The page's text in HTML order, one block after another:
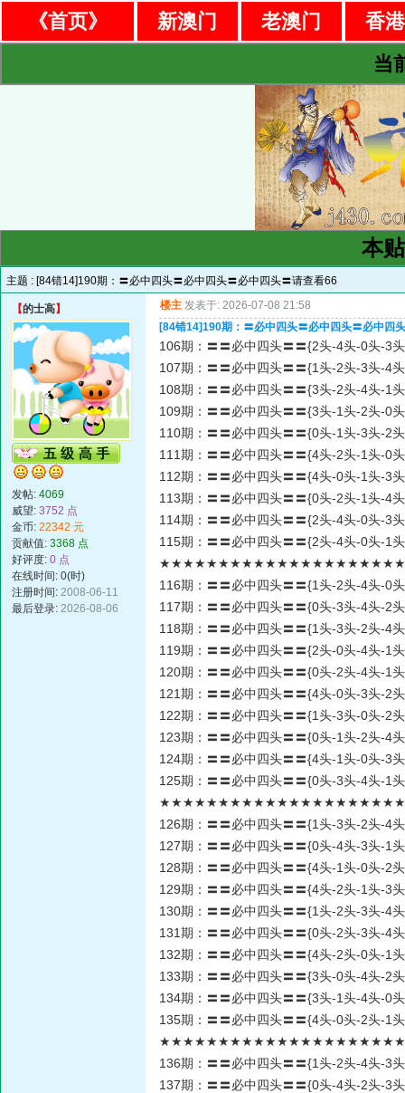
《首页》 新澳门 老澳门
香
当
本
主题 : [84错14]190期：〓必中四头〓必中四头〓必中四头〓请查看66
【的士高】
发帖: 4069
威望: 3752 点
金币: 22342 元
贡献值: 3368 点
好评度: 0 点
在线时间: 0(时)
注册时间: 2008-06-11
最后登录: 2026-08-06
楼主 发表于: 2026-07-08 21:58
[84错14]190期：〓必中四头〓必中四头〓必中四
106期：〓〓必中四头〓〓{2头-4头-0头-3
107期：〓〓必中四头〓〓{1头-2头-3头-4
108期：〓〓必中四头〓〓{3头-2头-4头-1
109期：〓〓必中四头〓〓{3头-1头-2头-0
110期：〓〓必中四头〓〓{0头-1头-3头-2
111期：〓〓必中四头〓〓{4头-2头-1头-0
112期：〓〓必中四头〓〓{4头-0头-1头-3
113期：〓〓必中四头〓〓{0头-2头-1头-4
114期：〓〓必中四头〓〓{2头-4头-0头-3
115期：〓〓必中四头〓〓{2头-4头-0头-1
★★★★★★★★★★★★★★★★★★★★★★
116期：〓〓必中四头〓〓{1头-2头-4头-0
117期：〓〓必中四头〓〓{0头-3头-4头-2
118期：〓〓必中四头〓〓{1头-3头-2头-4
119期：〓〓必中四头〓〓{2头-0头-4头-1
120期：〓〓必中四头〓〓{0头-2头-4头-1
121期：〓〓必中四头〓〓{4头-0头-3头-2
122期：〓〓必中四头〓〓{1头-3头-0头-2
123期：〓〓必中四头〓〓{0头-1头-2头-4
124期：〓〓必中四头〓〓{4头-1头-0头-3
125期：〓〓必中四头〓〓{0头-3头-4头-1
★★★★★★★★★★★★★★★★★★★★★★
126期：〓〓必中四头〓〓{1头-3头-2头-4
127期：〓〓必中四头〓〓{0头-4头-3头-1
128期：〓〓必中四头〓〓{4头-1头-0头-2
129期：〓〓必中四头〓〓{4头-2头-1头-3
130期：〓〓必中四头〓〓{1头-2头-3头-4
131期：〓〓必中四头〓〓{0头-2头-3头-4
132期：〓〓必中四头〓〓{4头-2头-0头-1
133期：〓〓必中四头〓〓{3头-0头-4头-2
134期：〓〓必中四头〓〓{3头-1头-4头-0
135期：〓〓必中四头〓〓{4头-0头-2头-1
★★★★★★★★★★★★★★★★★★★★★★
136期：〓〓必中四头〓〓{1头-2头-4头-3
137期：〓〓必中四头〓〓{0头-4头-2头-3